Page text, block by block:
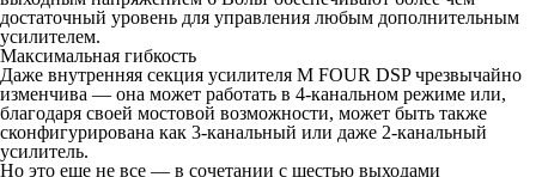
достаточный уровень для управления любым дополнительным
усилителем.
Максимальная гибкость
Даже внутренняя секция усилителя M FOUR DSP чрезвычайно
изменчива — она может работать в 4-канальном режиме или,
благодаря своей мостовой возможности, может быть также
сконфигурирована как 3-канальный или даже 2-канальный
усилитель.
Но это еще не все — в сочетании с шестью выходами